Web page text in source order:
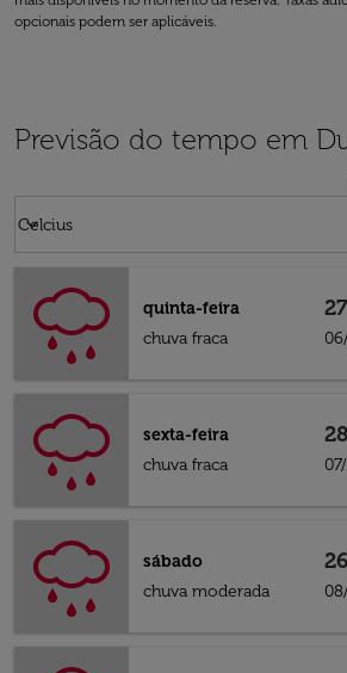
opcionais podem ser aplicáveis.
Previsão do tempo em
Celcius
keyboard_arrow_down
quinta-feira
chuva fraca
sexta-feira
chuva fraca
sábado
chuva moderada